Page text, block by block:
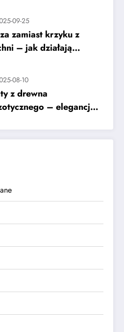
09-25
zamiast krzyku z
– jak działają
08-10
z drewna
– elegancja i